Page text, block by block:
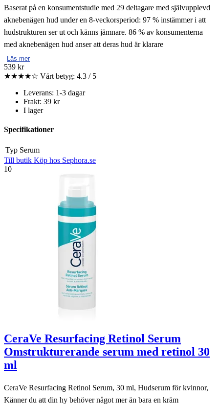
Baserat på en konsumentstudie med 29 deltagare med självupplevd
aknebenägen hud under en 8-veckorsperiod: 97 % instämmer i att
hudstrukturen ser ut och känns jämnare. 86 % av konsumenterna
med aknebenägen hud anser att deras hud är klarare
Läs mer
539 kr
★★★★☆ Vårt betyg: 4.3 / 5
Leverans: 1-3 dagar
Frakt: 39 kr
I lager
Specifikationer
Typ Serum
Till butik Köp hos Sephora.se
10
CeraVe Resurfacing Retinol Serum
Omstrukturerande serum med retinol 30
ml
CeraVe Resurfacing Retinol Serum, 30 ml, Hudserum för kvinnor,
Känner du att din hy behöver något mer än bara en kräm